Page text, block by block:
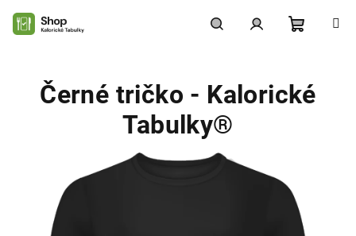
obsah
košík
Černé tričko - Kalorické
Tabulky®